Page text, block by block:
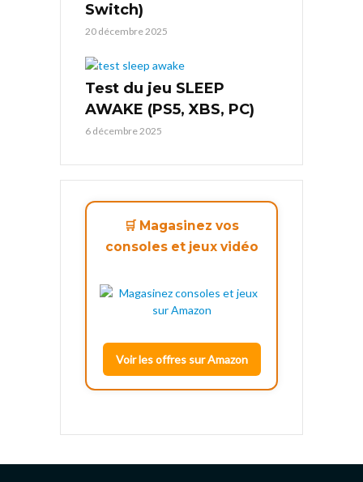
Switch)
20 décembre 2025
Test du jeu SLEEP
AWAKE (PS5, XBS, PC)
6 décembre 2025
🛒 Magasinez vos
consoles et jeux vidéo
Voir les offres sur Amazon